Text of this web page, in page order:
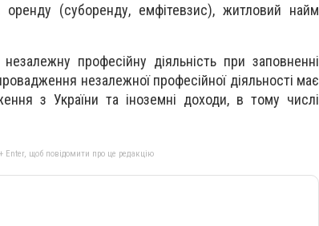
(суборенду, емфітевзис), житловий найм
професійну діяльність при заповненні
незалежної професійної діяльності має
з України та іноземні доходи, в тому числі
Enter, щоб повідомити про це редакцію